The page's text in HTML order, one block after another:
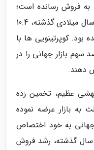
آیپد به فروش رسانده است؛
درحالی که در بازه زمانی مشابه در سال میلادی گذشته، 10.4
بود. کوپرتینویی ها با
توانسته اند 34.4 درصد سهم بازار جهانی را در
عظیم، تخمین زده
تبلت به بازار عرضه نموده
بازار جهانی به خود اختصاص
سال گذشته، رشد فروش